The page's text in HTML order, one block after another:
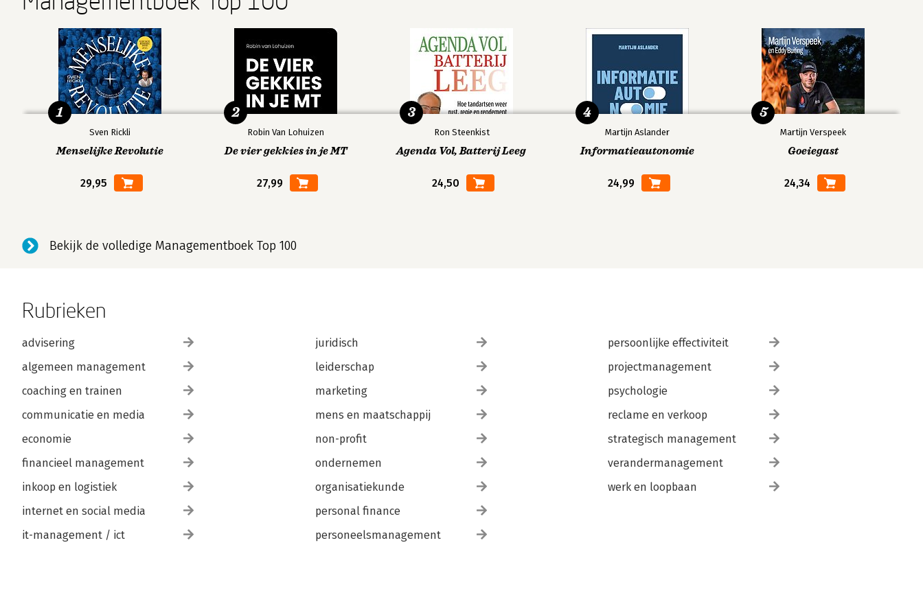
Sven Rickli
Menselijke Revolutie
29,95
1
Robin Van Lohuizen
De vier gekkies in je MT
27,99
2
Ron Steenkist
Agenda Vol, Batterij Leeg
24,50
3
Martijn Aslander
Informatieautonomie
24,99
4
Martijn Verspeek
Goeiegast
24,34
5
Bekijk de volledige Managementboek Top 100
Rubrieken
advisering
algemeen management
coaching en trainen
communicatie en media
economie
financieel management
inkoop en logistiek
internet en social media
it-management / ict
juridisch
leiderschap
marketing
mens en maatschappij
non-profit
ondernemen
organisatiekunde
personal finance
personeelsmanagement
persoonlijke effectiviteit
projectmanagement
psychologie
reclame en verkoop
strategisch management
verandermanagement
werk en loopbaan